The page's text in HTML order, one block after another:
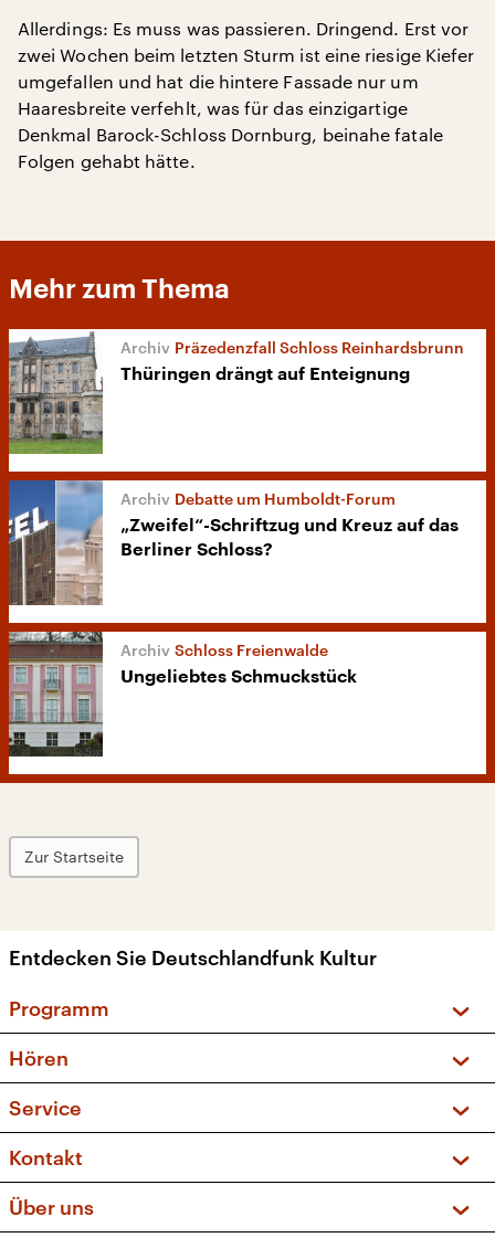
Allerdings: Es muss was passieren. Dringend. Erst vor
zwei Wochen beim letzten Sturm ist eine riesige Kiefer
umgefallen und hat die hintere Fassade nur um
Haaresbreite verfehlt, was für das einzigartige
Denkmal Barock-Schloss Dornburg, beinahe fatale
Folgen gehabt hätte.
Mehr zum Thema
Präzedenzfall Schloss Reinhardsbrunn
Thüringen drängt auf Enteignung
Debatte um Humboldt-Forum
„Zweifel“-Schriftzug und Kreuz auf das
Berliner Schloss?
Schloss Freienwalde
Ungeliebtes Schmuckstück
Zur Startseite
Entdecken Sie Deutschlandfunk Kultur
Programm
Sendungen und Podcasts
Musikliste
Kakadu – Das Kinderprogramm
Hören
Frequenzen (UKW + DAB+)
Service
FAQ
Apps
Newsletter
Kontakt
Social Media
Über uns